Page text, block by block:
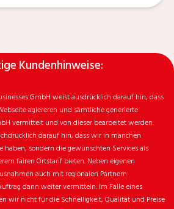
Kundenhinweise:
GmbH weist ausdrücklich darauf hin, dass
agiereren und sämtliche generierte
vermittelt und von dieser bearbeitet werden.
darauf hin, dass wir in manchen
haben, sondern die gewünschten Services als
fairen Ortstarif bieten. Neben eigenen
auch mit regionalen Partnern
dann weiter vermitteln. Im Falle eines
wir nicht für die Schnelligkeit, Qualität und Preise